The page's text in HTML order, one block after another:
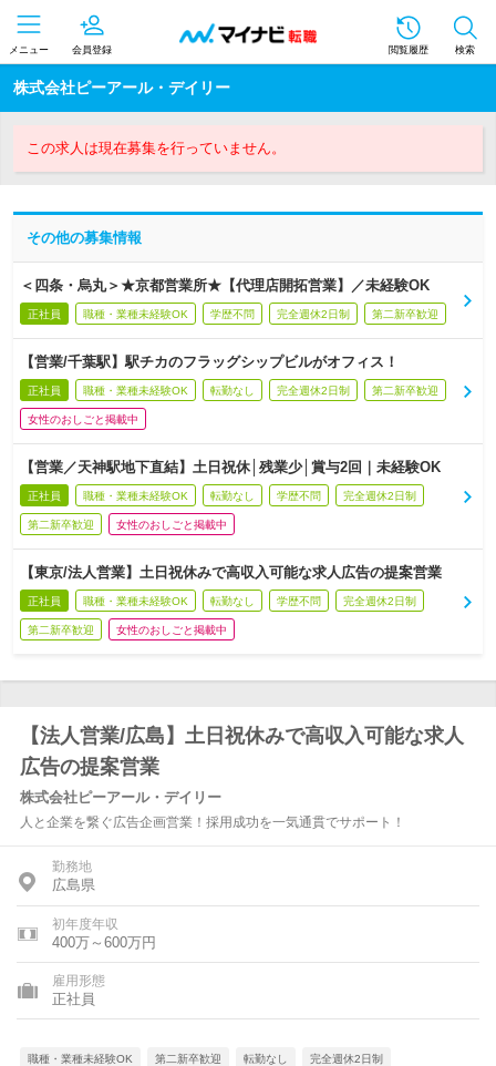
メニュー 会員登録 閲覧履歴 検索
株式会社ピーアール・デイリー
この求人は現在募集を行っていません。
その他の募集情報
＜四条・烏丸＞★京都営業所★【代理店開拓営業】／未経験OK
正社員 職種・業種未経験OK 学歴不問 完全週休2日制 第二新卒歓迎
【営業/千葉駅】駅チカのフラッグシップビルがオフィス！
正社員 職種・業種未経験OK 転勤なし 完全週休2日制 第二新卒歓迎
女性のおしごと掲載中
【営業／天神駅地下直結】土日祝休│残業少│賞与2回｜未経験OK
正社員 職種・業種未経験OK 転勤なし 学歴不問 完全週休2日制
第二新卒歓迎 女性のおしごと掲載中
【東京/法人営業】土日祝休みで高収入可能な求人広告の提案営業
正社員 職種・業種未経験OK 転勤なし 学歴不問 完全週休2日制
第二新卒歓迎 女性のおしごと掲載中
【法人営業/広島】土日祝休みで高収入可能な求人
広告の提案営業
株式会社ピーアール・デイリー
人と企業を繋ぐ広告企画営業！採用成功を一気通貫でサポート！
勤務地
広島県
初年度年収
400万～600万円
雇用形態
正社員
職種・業種未経験OK 第二新卒歓迎 転勤なし 完全週休2日制